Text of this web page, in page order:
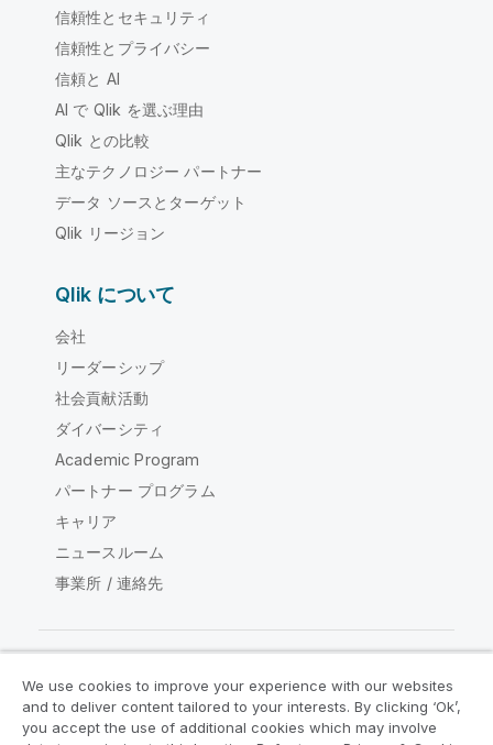
信頼性とセキュリティ
信頼性とプライバシー
信頼と AI
AI で Qlik を選ぶ理由
Qlik との比較
主なテクノロジー パートナー
データ ソースとターゲット
Qlik リージョン
Qlik について
会社
リーダーシップ
社会貢献活動
ダイバーシティ
Academic Program
パートナー プログラム
キャリア
ニュースルーム
事業所 / 連絡先
Qlik コミュニティ
We use cookies to improve your experience with our websites
and to deliver content tailored to your interests. By clicking ‘Ok’,
you accept the use of additional cookies which may involve